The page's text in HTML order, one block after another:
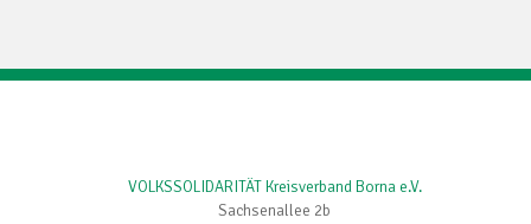
VOLKSSOLIDARITÄT Kreisverband Borna e.V.
Sachsenallee 2b